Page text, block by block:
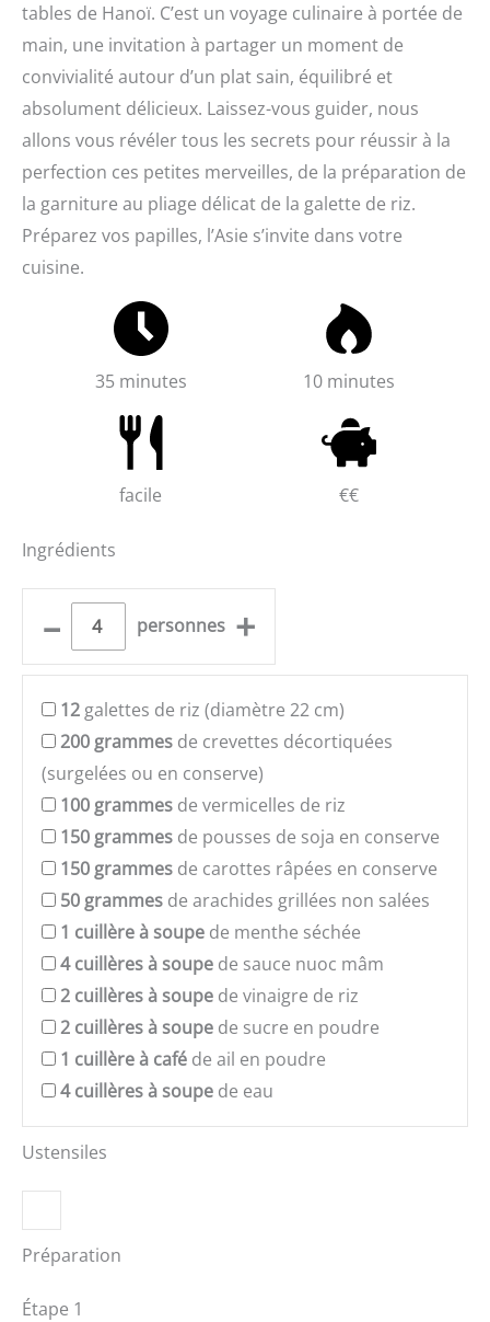
tables de Hanoï. C’est un voyage culinaire à portée de
main, une invitation à partager un moment de
convivialité autour d’un plat sain, équilibré et
absolument délicieux. Laissez-vous guider, nous
allons vous révéler tous les secrets pour réussir à la
perfection ces petites merveilles, de la préparation de
la garniture au pliage délicat de la galette de riz.
Préparez vos papilles, l’Asie s’invite dans votre
cuisine.
35 minutes 10 minutes
facile €€
Ingrédients
– personnes +
12 galettes de riz (diamètre 22 cm)
200 grammes de crevettes décortiquées
(surgelées ou en conserve)
100 grammes de vermicelles de riz
150 grammes de pousses de soja en conserve
150 grammes de carottes râpées en conserve
50 grammes de arachides grillées non salées
1 cuillère à soupe de menthe séchée
4 cuillères à soupe de sauce nuoc mâm
2 cuillères à soupe de vinaigre de riz
2 cuillères à soupe de sucre en poudre
1 cuillère à café de ail en poudre
4 cuillères à soupe de eau
Ustensiles
Préparation
Étape 1